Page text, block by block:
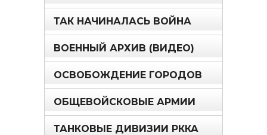
ТАК НАЧИНАЛАСЬ ВОЙНА
ВОЕННЫЙ АРХИВ (ВИДЕО)
ОСВОБОЖДЕНИЕ ГОРОДОВ
ОБЩЕВОЙСКОВЫЕ АРМИИ
ТАНКОВЫЕ ДИВИЗИИ РККА